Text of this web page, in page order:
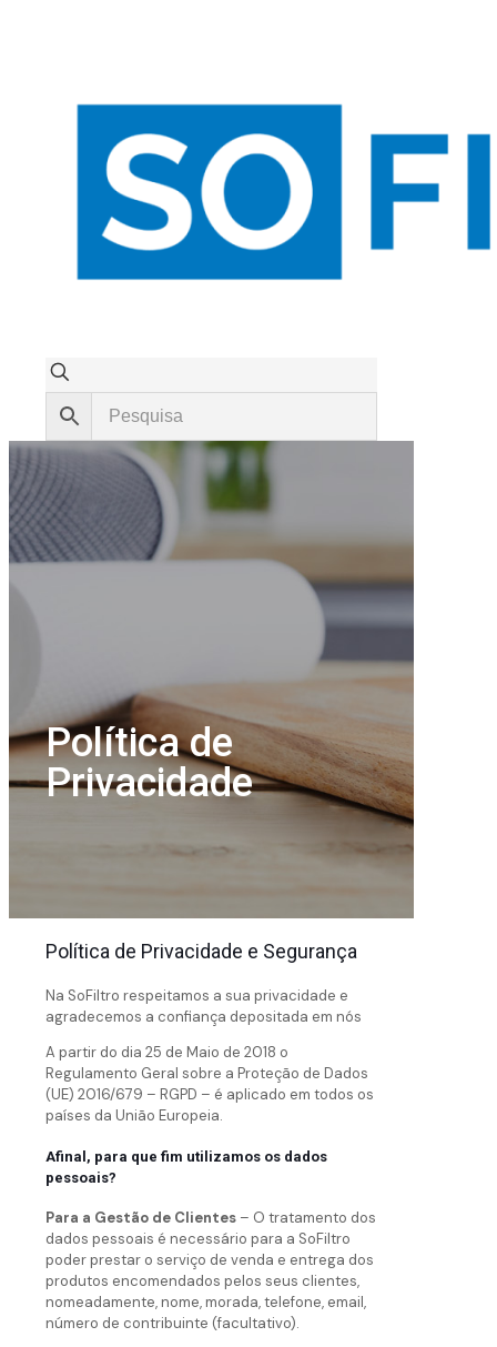
Política de
Privacidade
Política de Privacidade e Segurança
Na SoFiltro respeitamos a sua privacidade e
agradecemos a confiança depositada em nós
A partir do dia 25 de Maio de 2018 o
Regulamento Geral sobre a Proteção de Dados
(UE) 2016/679 – RGPD – é aplicado em todos os
países da União Europeia.
Afinal, para que fim utilizamos os dados
pessoais?
Para a Gestão de Clientes – O tratamento dos
dados pessoais é necessário para a SoFiltro
poder prestar o serviço de venda e entrega dos
produtos encomendados pelos seus clientes,
nomeadamente, nome, morada, telefone, email,
número de contribuinte (facultativo).